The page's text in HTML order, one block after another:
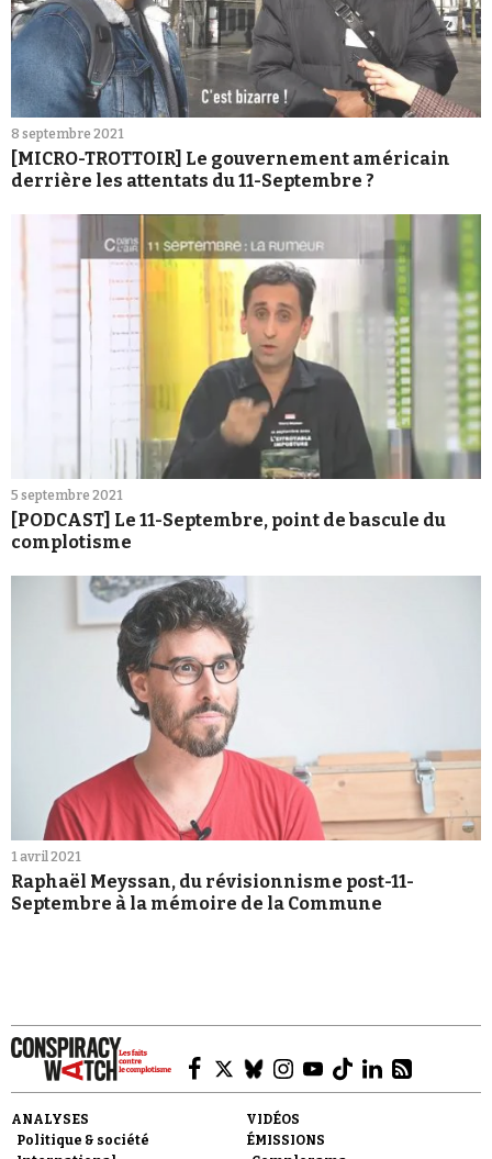
8 septembre 2021
[MICRO-TROTTOIR] Le gouvernement américain
derrière les attentats du 11-Septembre ?
5 septembre 2021
[PODCAST] Le 11-Septembre, point de bascule du
complotisme
1 avril 2021
Raphaël Meyssan, du révisionnisme post-11-
Septembre à la mémoire de la Commune
ANALYSES
Politique & société
VIDÉOS
ÉMISSIONS